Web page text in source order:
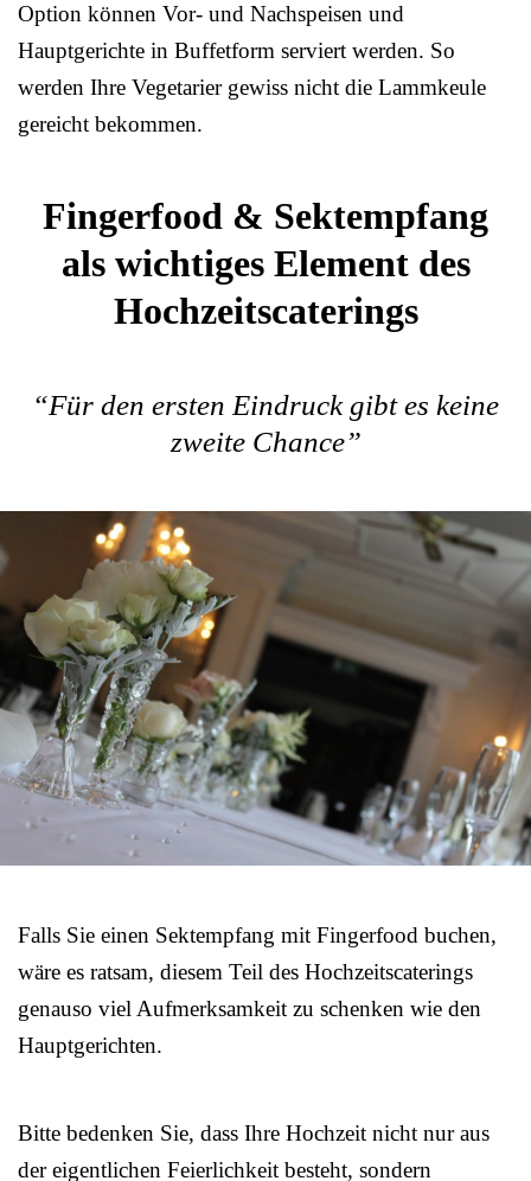
Option können Vor- und Nachspeisen und
Hauptgerichte in Buffetform serviert werden. So
werden Ihre Vegetarier gewiss nicht die Lammkeule
gereicht bekommen.
Fingerfood & Sektempfang
als wichtiges Element des
Hochzeitscaterings
“Für den ersten Eindruck gibt es keine
zweite Chance”
Falls Sie einen Sektempfang mit Fingerfood buchen,
wäre es ratsam, diesem Teil des Hochzeitscaterings
genauso viel Aufmerksamkeit zu schenken wie den
Hauptgerichten.
Bitte bedenken Sie, dass Ihre Hochzeit nicht nur aus
der eigentlichen Feierlichkeit besteht, sondern